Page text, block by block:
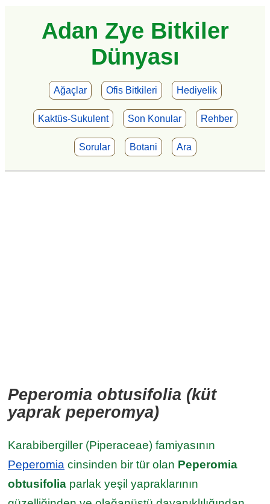
Adan Zye Bitkiler
Dünyası
Ağaçlar Ofis Bitkileri Hediyelik
Kaktüs-Sukulent Son Konular Rehber
Sorular Botani Ara
Peperomia obtusifolia (küt
yaprak peperomya)
Karabibergiller (Piperaceae) famiyasının
Peperomia cinsinden bir tür olan Peperomia
obtusifolia parlak yeşil yapraklarının